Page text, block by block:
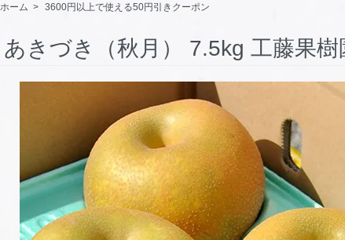
ホーム > 3600円以上で使える50円引きクーポン
あきづき（秋月） 7.5kg 工藤果樹